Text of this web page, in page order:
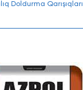
Doldurma Qarışıqları